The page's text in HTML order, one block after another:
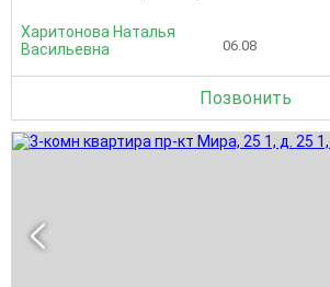
Харитонова Наталья
Васильевна
06.08
Позвонить